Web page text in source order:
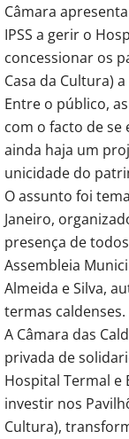
Câmara
IPSS a gerir o
concessionar os
Casa da Cultura)
Entre o público,
com o facto de se
ainda haja um
unicidade do
O assunto foi
Janeiro,
presença de
Assembleia
Almeida e Silva,
termas caldenses.
A Câmara das
privada de
Hospital Termal e
investir nos
Cultura),